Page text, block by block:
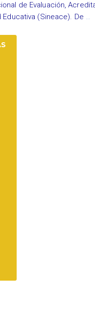
de Evaluación,
Educativa (Sineace). De …